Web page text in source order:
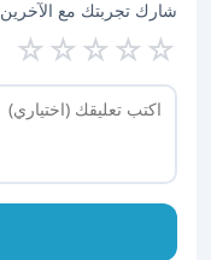
شارك تجربتك مع الآخرين
☆
☆
☆
☆
☆